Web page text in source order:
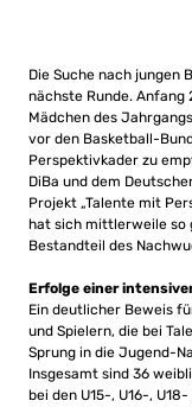
Die Suche nach jungen
nächste Runde.
Mädchen des
vor den Basketball-
Perspektivkader zu
DiBa und dem
Projekt „Talente mit
hat sich mittlerweile so
Bestandteil des
Erfolge einer
Ein deutlicher Beweis
und Spielern, die bei
Sprung in die Jugend-
Insgesamt sind 36
bei den U15-, U16-,